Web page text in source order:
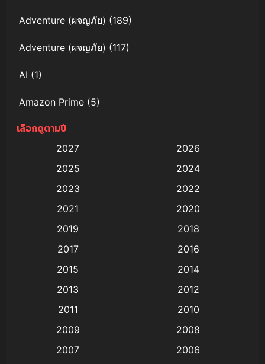
Adventure (ผจญภัย) (189)
Adventure (ผจญภัย) (117)
AI (1)
Amazon Prime (5)
Anal (ประตูหลัง)
Animation การ์ตูน
Animation อนิเมะ
Animation แอนิเมชัน
(9)
Big tits (นมใหญ่)
เลือกดูตามปี
2027
2026
2025
2024
2023
2022
2021
2020
2019
2018
2017
2016
2015
2014
2013
2012
2011
2010
2009
2008
2007
2006